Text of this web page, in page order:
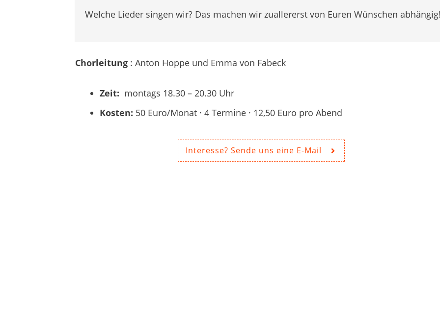
Welche Lieder singen wir? Das machen wir zuallererst von Euren Wünschen
Chorleitung : Anton Hoppe und Emma von Fabeck
Zeit: montags 18.30 – 20.30 Uhr
Kosten: 50 Euro/Monat · 4 Termine · 12,50 Euro pro Abend
Interesse? Sende uns eine E-Mail